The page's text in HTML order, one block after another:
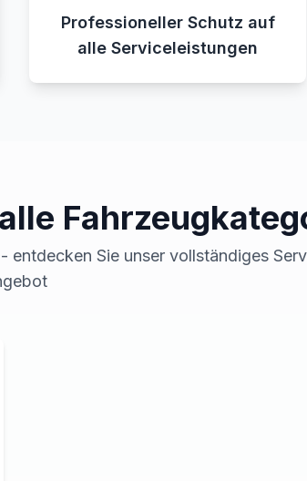
Professioneller Schutz auf
alle Serviceleistungen
entdecken Sie unser vollständiges